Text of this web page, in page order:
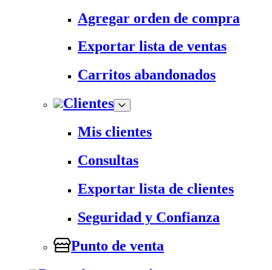
Agregar orden de compra
Exportar lista de ventas
Carritos abandonados
Clientes
Mis clientes
Consultas
Exportar lista de clientes
Seguridad y Confianza
Punto de venta